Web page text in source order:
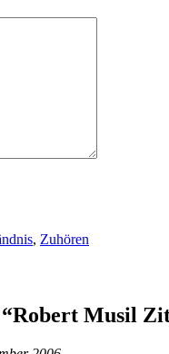
, Zuhören
Robert Musil